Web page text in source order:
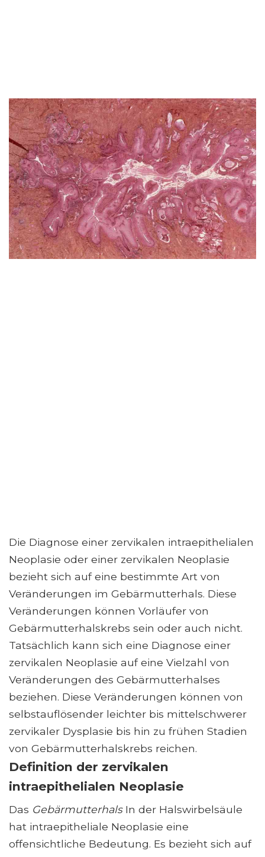
Die Diagnose einer zervikalen intraepithelialen
Neoplasie oder einer zervikalen Neoplasie
bezieht sich auf eine bestimmte Art von
Veränderungen im Gebärmutterhals. Diese
Veränderungen können Vorläufer von
Gebärmutterhalskrebs sein oder auch nicht.
Tatsächlich kann sich eine Diagnose einer
zervikalen Neoplasie auf eine Vielzahl von
Veränderungen des Gebärmutterhalses
beziehen. Diese Veränderungen können von
selbstauflösender leichter bis mittelschwerer
zervikaler Dysplasie bis hin zu frühen Stadien
von Gebärmutterhalskrebs reichen.
Definition der zervikalen
intraepithelialen Neoplasie
Das GebärmutterhalsIn der Halswirbelsäule
hat intraepitheliale Neoplasie eine
offensichtliche Bedeutung. Es bezieht sich auf